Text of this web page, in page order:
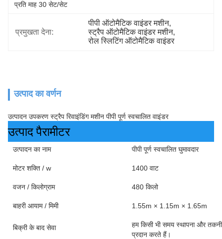
प्रति माह 30 सेट/सेट
प्रमुखता देना:
पीपी ऑटोमैटिक वाइंडर मशीन,
स्ट्रैप ऑटोमैटिक वाइंडर मशीन,
रोल स्लिटिंग ऑटोमैटिक वाइंडर
उत्पाद का वर्णन
उत्पादन उपकरण स्ट्रैप रिवाइंडिंग मशीन पीपी पूर्ण स्वचालित वाइंडर
उत्पाद पैरामीटर
उत्पादन का नाम पीपी पूर्ण स्वचालित घुमावदार
मोटर शक्ति / w 1400 वाट
वजन / किलोग्राम 480 किलो
बाहरी आयाम / मिमी 1.55m × 1.15m × 1.65m
बिक्री के बाद सेवा
हम किसी भी समय स्थापना और
प्रदान करते हैं।